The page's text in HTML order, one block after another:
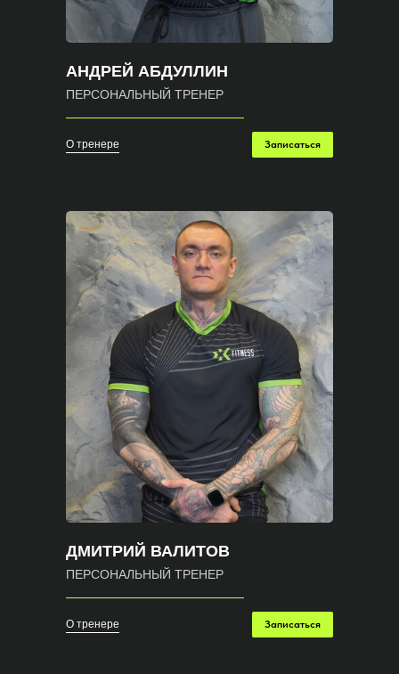
АНДРЕЙ АБДУЛЛИН
ПЕРСОНАЛЬНЫЙ ТРЕНЕР
О тренере Записаться
ДМИТРИЙ ВАЛИТОВ
ПЕРСОНАЛЬНЫЙ ТРЕНЕР
О тренере Записаться